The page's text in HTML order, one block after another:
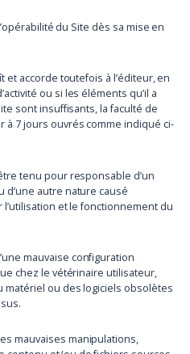
du Site dès sa mise en
accorde toutefois à l’éditeur, en
ou si les éléments qu’il a
sont insuffisants, la faculté de
7 jours ouvrés comme indiqué ci-
tenu pour responsable d’un
d’une autre nature causé
et le fonctionnement du
mauvaise configuration
chez le vétérinaire utilisateur,
matériel ou des logiciels obsolètes
mauvaises manipulations,